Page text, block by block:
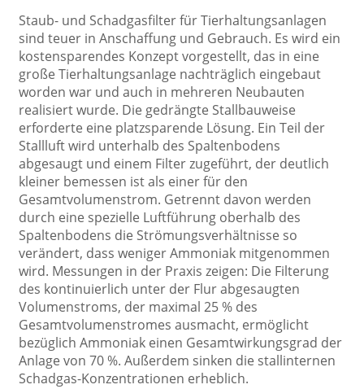
Staub- und Schadgasfilter für Tierhaltungsanlagen
sind teuer in Anschaffung und Gebrauch. Es wird ein
kostensparendes Konzept vorgestellt, das in eine
große Tierhaltungsanlage nachträglich eingebaut
worden war und auch in mehreren Neubauten
realisiert wurde. Die gedrängte Stallbauweise
erforderte eine platzsparende Lösung. Ein Teil der
Stallluft wird unterhalb des Spaltenbodens
abgesaugt und einem Filter zugeführt, der deutlich
kleiner bemessen ist als einer für den
Gesamtvolumenstrom. Getrennt davon werden
durch eine spezielle Luftführung oberhalb des
Spaltenbodens die Strömungsverhältnisse so
verändert, dass weniger Ammoniak mitgenommen
wird. Messungen in der Praxis zeigen: Die Filterung
des kontinuierlich unter der Flur abgesaugten
Volumenstroms, der maximal 25 % des
Gesamtvolumenstromes ausmacht, ermöglicht
bezüglich Ammoniak einen Gesamtwirkungsgrad der
Anlage von 70 %. Außerdem sinken die stallinternen
Schadgas-Konzentrationen erheblich.